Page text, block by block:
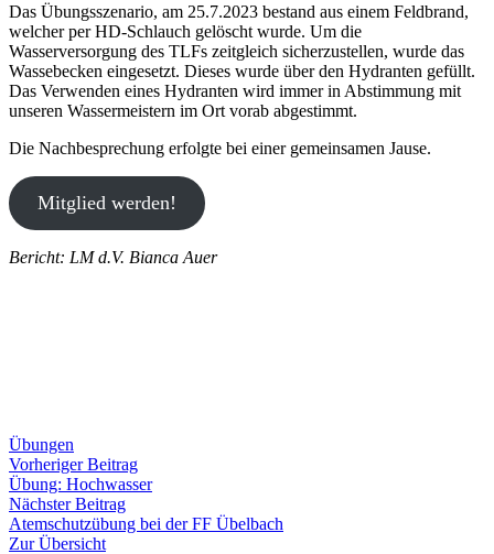
Das Übungsszenario, am 25.7.2023 bestand aus einem Feldbrand,
welcher per HD-Schlauch gelöscht wurde. Um die
Wasserversorgung des TLFs zeitgleich sicherzustellen, wurde das
Wassebecken eingesetzt. Dieses wurde über den Hydranten gefüllt.
Das Verwenden eines Hydranten wird immer in Abstimmung mit
unseren Wassermeistern im Ort vorab abgestimmt.
Die Nachbesprechung erfolgte bei einer gemeinsamen Jause.
Mitglied werden!
Bericht: LM d.V. Bianca Auer
Übungen
Beitragsnavigation
Vorheriger BeitragVorheriger
Beitrag:
Übung: Hochwasser
Nächster BeitragNächster
Beitrag:
Atemschutzübung bei der FF Übelbach
Zur Übersicht